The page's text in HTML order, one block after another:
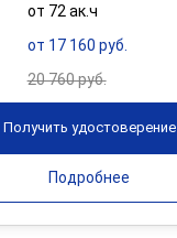
от 72 ак.ч
от 17 160 руб.
20 760 руб.
Получить удостоверение
Подробнее